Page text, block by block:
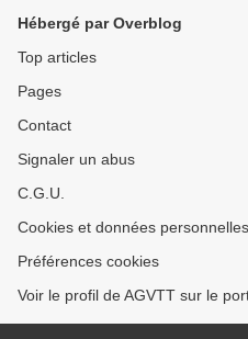
Hébergé par Overblog
Top articles
Pages
Contact
Signaler un abus
C.G.U.
Cookies et données personnelles
Préférences cookies
Voir le profil de AGVTT sur le